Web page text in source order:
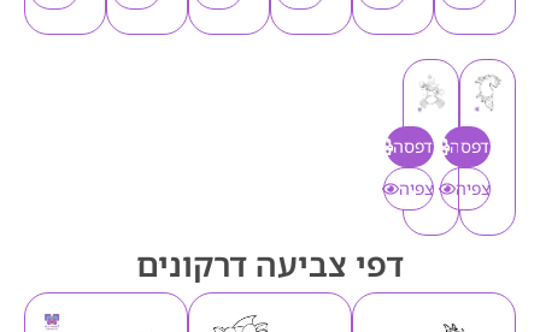
הדפסה
צפיה
הדפסה
צפיה
דפי צביעה דרקונים